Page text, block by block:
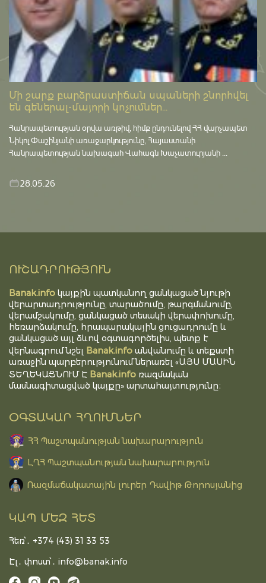
Մի շարք բարձրաստիճան սպաների շնորհվել
են գեներալ-մայորի կոչումներ...
Հանրապետության օրվա առթիվ, հիմք ընդունելով ՀՀ վարչապետ
Նիկոլ Փաշինյանի առաջարկությունը, Հայաստանի
Հանրապետության նախագահ Վահագն Խաչատուրյանի ...
28.05.26
ՈՒՇԱԴՐՈՒԹՅՈՒՆ
Banak.info կայքին պատկանող ցանկացած նյութի
վերարտադրությունը, տարածումը, թարգմանումը,
վերամշակումը, ցանկացած տեսակի վերափոխումը,
հեռարձակումը, հրապարակային ցուցադրումը և
ցանկացած այլ ձևով օգտագործելիս, պետք է
վերնագրում նշել Banak.info անվանումը և տեքստի
առաջին պարբերությունում ներառել «ԱՅՍ ՄԱՍԻՆ
ՏԵՂԵԿԱՑՆՈՒՄ Է Banak.info ռազմական
մասնագիտացված կայքը» արտահայտությունը։
ՕԳՏԱԿԱՐ ՀՂՈՒՄՆԵՐ
ՀՀ Պաշտպանության նախարարություն
ԼՂՀ Պաշտպանության նախարարություն
Ռազմաճակատային լուրեր Դավիթ Թորոսյանից
ԿԱՊ ՄԵԶ ՀԵՏ
Հեռ՝․ +374 (43) 31 33 53
Էլ․ փոստ՝․ info@banak.info